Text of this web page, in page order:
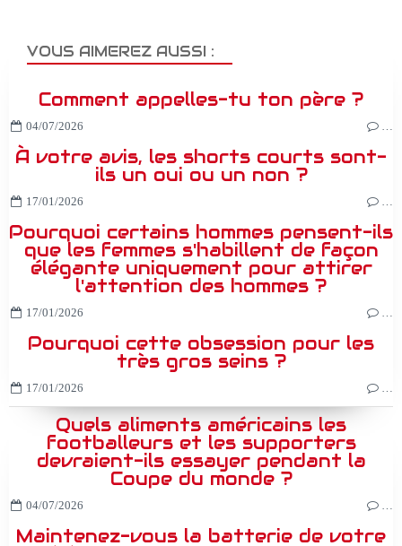
VOUS AIMEREZ AUSSI :
Comment appelles-tu ton père ?
04/07/2026
À votre avis, les shorts courts sont-
ils un oui ou un non ?
17/01/2026
Pourquoi certains hommes pensent-ils
que les femmes s'habillent de façon
élégante uniquement pour attirer
l'attention des hommes ?
17/01/2026
Pourquoi cette obsession pour les
très gros seins ?
17/01/2026
Quels aliments américains les
footballeurs et les supporters
devraient-ils essayer pendant la
Coupe du monde ?
04/07/2026
Maintenez-vous la batterie de votre